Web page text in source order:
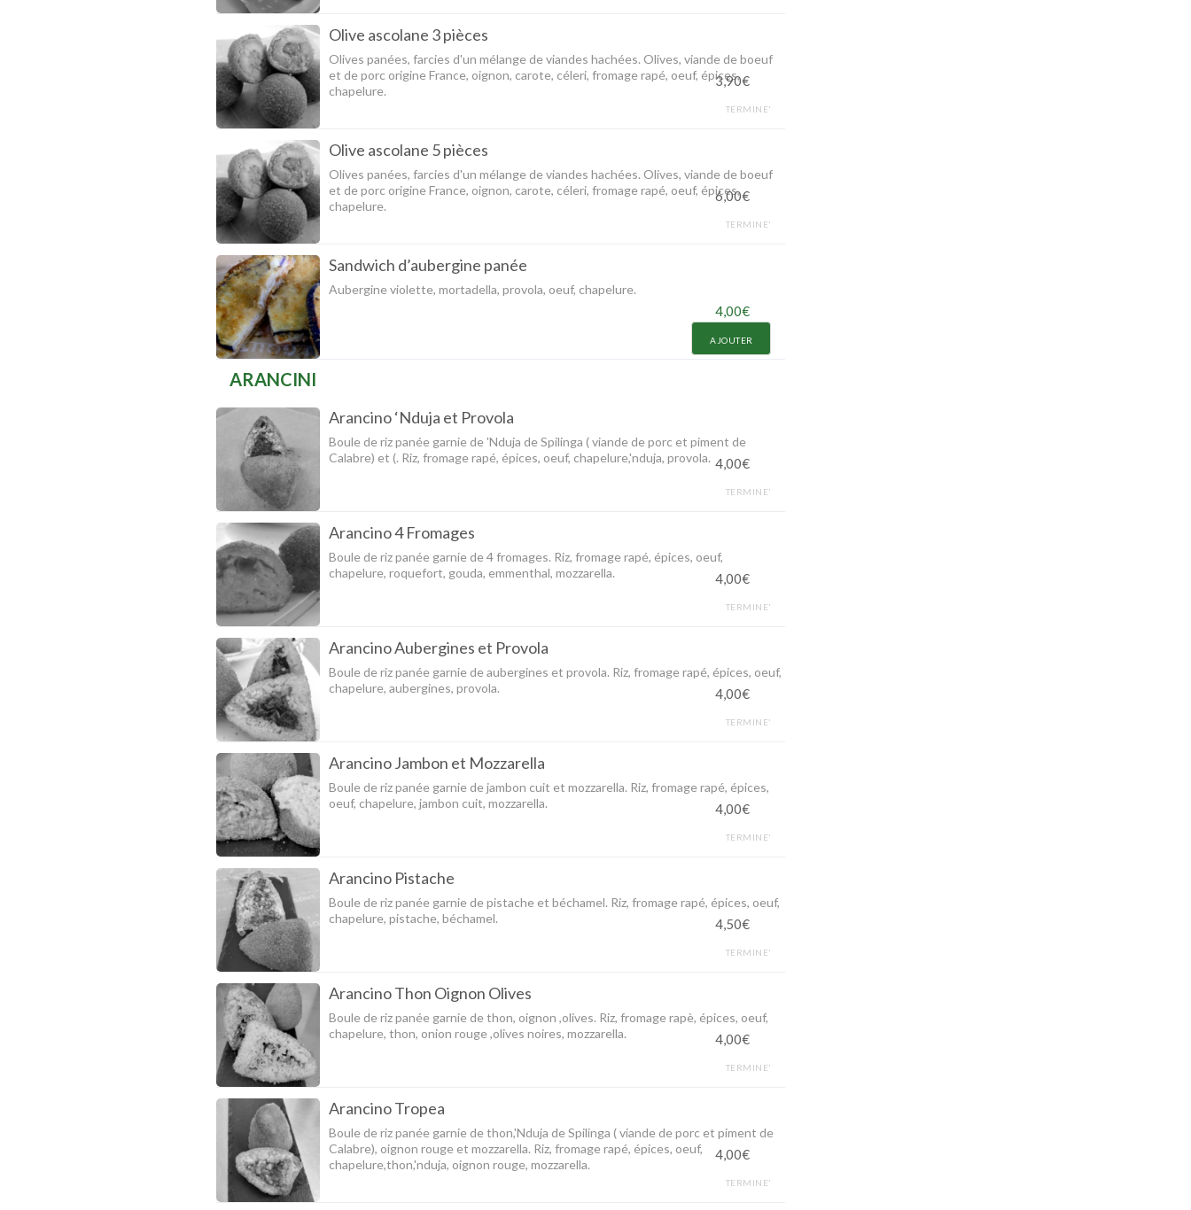
Olive ascolane 3 pièces
Olives panées, farcies d'un mélange de viandes hachées. Olives, viande de boeuf
et de porc origine France, oignon, carote, céleri, fromage rapé, oeuf, épices,
chapelure.
3,90€
TERMINE'
Olive ascolane 5 pièces
Olives panées, farcies d'un mélange de viandes hachées. Olives, viande de boeuf
et de porc origine France, oignon, carote, céleri, fromage rapé, oeuf, épices,
chapelure.
6,00€
TERMINE'
Sandwich d’aubergine panée
Aubergine violette, mortadella, provola, oeuf, chapelure.
4,00€
AJOUTER
ARANCINI
Arancino ‘Nduja et Provola
Boule de riz panée garnie de 'Nduja de Spilinga ( viande de porc et piment de
Calabre) et (. Riz, fromage rapé, épices, oeuf, chapelure,'nduja, provola. 4,00€
TERMINE'
Arancino 4 Fromages
Boule de riz panée garnie de 4 fromages. Riz, fromage rapé, épices, oeuf,
chapelure, roquefort, gouda, emmenthal, mozzarella.
4,00€
TERMINE'
Arancino Aubergines et Provola
Boule de riz panée garnie de aubergines et provola. Riz, fromage rapé, épices, oeuf,
chapelure, aubergines, provola.
4,00€
TERMINE'
Arancino Jambon et Mozzarella
Boule de riz panée garnie de jambon cuit et mozzarella. Riz, fromage rapé, épices,
oeuf, chapelure, jambon cuit, mozzarella.
4,00€
TERMINE'
Arancino Pistache
Boule de riz panée garnie de pistache et béchamel. Riz, fromage rapé, épices, oeuf,
chapelure, pistache, béchamel.
4,50€
TERMINE'
Arancino Thon Oignon Olives
Boule de riz panée garnie de thon, oignon ,olives. Riz, fromage rapè, épices, oeuf,
chapelure, thon, onion rouge ,olives noires, mozzarella.
4,00€
TERMINE'
Arancino Tropea
Boule de riz panée garnie de thon,'Nduja de Spilinga ( viande de porc et piment de
Calabre), oignon rouge et mozzarella. Riz, fromage rapé, épices, oeuf,
chapelure,thon,'nduja, oignon rouge, mozzarella.
4,00€
TERMINE'